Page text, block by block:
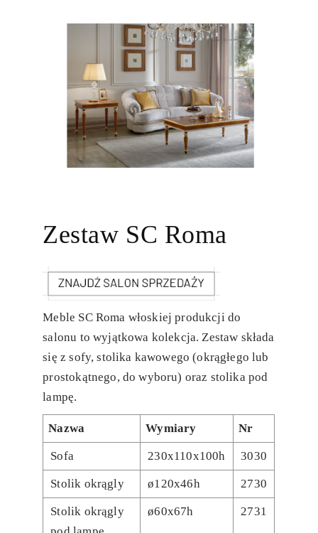
Zestaw SC Roma
Meble SC Roma włoskiej produkcji do
salonu to wyjątkowa kolekcja. Zestaw składa
się z sofy, stolika kawowego (okrągłego lub
prostokątnego, do wyboru) oraz stolika pod
lampę.
Nazwa Wymiary Nr
Sofa 230x110x100h 3030
Stolik okrągly ø120x46h 2730
Stolik okrągly
ø60x67h 2731